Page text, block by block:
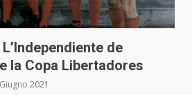
de
la Copa Libertadores
2021